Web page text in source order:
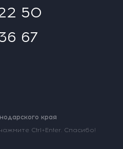
50
67
края
Ctrl+Enter. Спасибо!